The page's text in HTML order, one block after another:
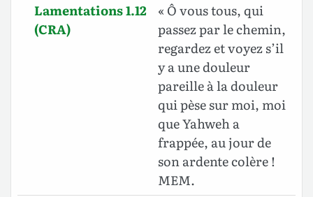
Lamentations 1.12
(CRA)
« Ô vous tous, qui
passez par le chemin,
regardez et voyez s’il
y a une douleur
pareille à la douleur
qui pèse sur moi, moi
que Yahweh a
frappée, au jour de
son ardente colère !
MEM.